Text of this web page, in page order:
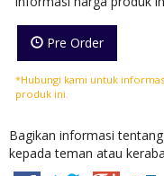
Pre Order
*Hubungi kami untuk
produk ini.
Bagikan informasi tentang
kepada teman atau